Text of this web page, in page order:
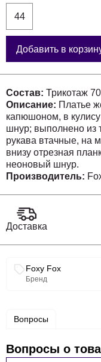
44
Добавить в
Состав: Трикотаж
Описание: Платье
капюшоном, в
шнур; выполнено из
рукава втачные, на
внизу отрезная
неоновый шнур.
Производитель:
Доставка
Связанные разделы
Foxy Fox
Бренд
Вопросы
Вопросы о